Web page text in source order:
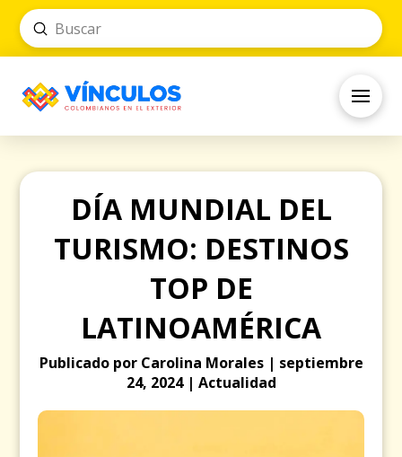
Search
Submit
DÍA MUNDIAL DEL
TURISMO: DESTINOS
TOP DE
LATINOAMÉRICA
Publicado por Carolina Morales | septiembre
24, 2024 | Actualidad